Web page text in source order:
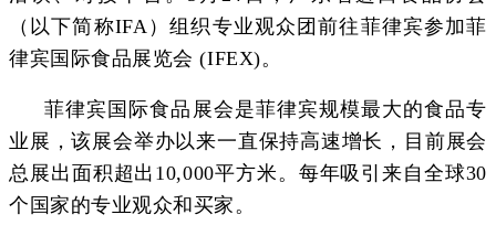
（以下简称IFA）组织专业观众团前往菲律宾参加菲
律宾国际食品展览会 (IFEX)。
菲律宾国际食品展会是菲律宾规模最大的食品专
业展，该展会举办以来一直保持高速增长，目前展会
总展出面积超出10,000平方米。每年吸引来自全球30
个国家的专业观众和买家。